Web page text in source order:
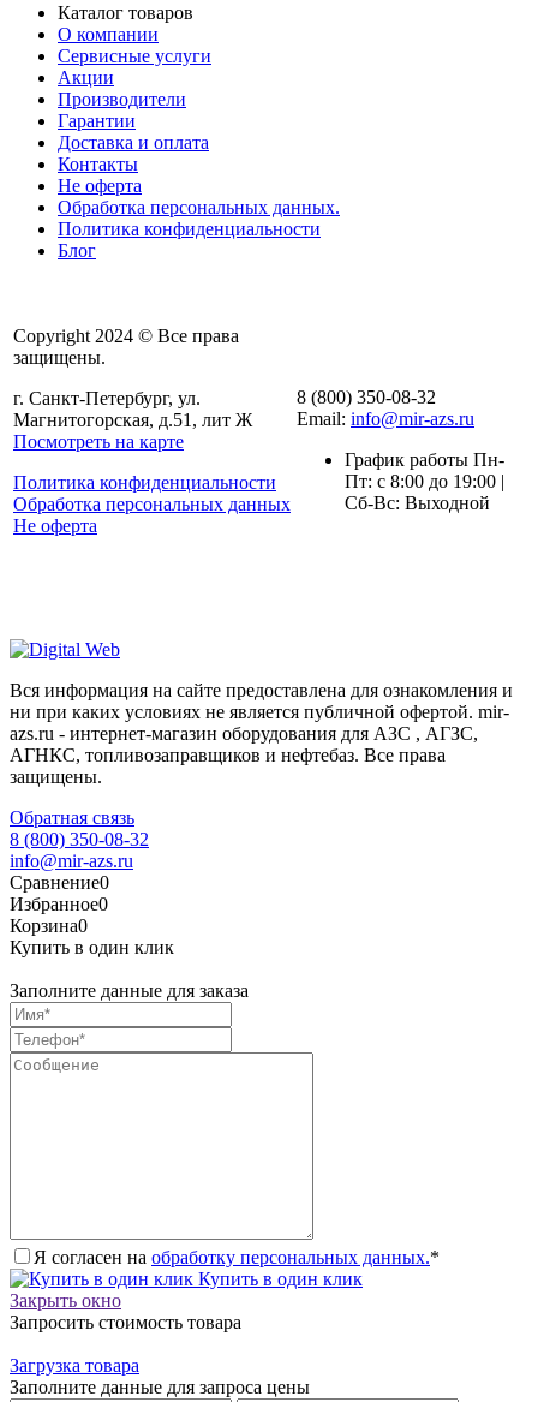
Каталог товаров
О компании
Сервисные услуги
Акции
Производители
Гарантии
Доставка и оплата
Контакты
Не оферта
Обработка персональных данных.
Политика конфиденциальности
Блог
Copyright 2024 © Все права
защищены.
г. Санкт-Петербург, ул.
Магнитогорская, д.51, лит Ж
Посмотреть на карте
Политика конфиденциальности
Обработка персональных данных
Не оферта
8 (800) 350-08-32
Email: info@mir-azs.ru
График работы Пн-
Пт: с 8:00 до 19:00 |
Сб-Вс: Выходной
Вся информация на сайте предоставлена для ознакомления и
ни при каких условиях не является публичной офертой. mir-
azs.ru - интернет-магазин оборудования для АЗС , АГЗС,
АГНКС, топливозаправщиков и нефтебаз. Все права
защищены.
Обратная связь
8 (800) 350-08-32
info@mir-azs.ru
Сравнение0
Избранное0
Корзина0
Купить в один клик
Заполните данные для заказа
Я согласен на обработку персональных данных.*
Купить в один клик
Закрыть окно
Запросить стоимость товара
Загрузка товара
Заполните данные для запроса цены